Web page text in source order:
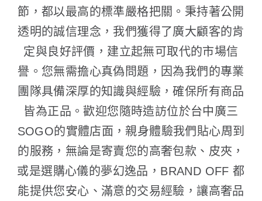
節，都以最高的標準嚴格把關。秉持著公開
透明的誠信理念，我們獲得了廣大顧客的肯
定與良好評價，建立起無可取代的市場信
譽。您無需擔心真偽問題，因為我們的專業
團隊具備深厚的知識與經驗，確保所有商品
皆為正品。歡迎您隨時造訪位於台中廣三
SOGO的實體店面，親身體驗我們貼心周到
的服務，無論是寄賣您的高奢包款、皮夾，
或是選購心儀的夢幻逸品，BRAND OFF 都
能提供您安心、滿意的交易經驗，讓高奢品